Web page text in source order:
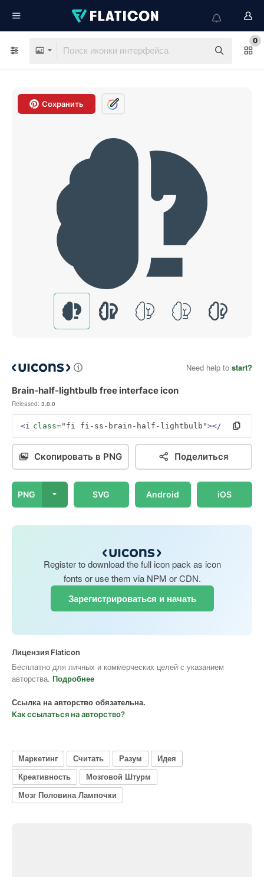
0
Сохранить
Need help to start?
Brain-half-lightbulb free interface icon
Released: 3.0.0
<i class="fi fi-ss-brain-half-lightbulb"></i>
Скопировать в PNG Поделиться
PNG SVG Android iOS
Register to download the full icon pack as icon
fonts or use them via NPM or CDN.
Зарегистрироваться и начать
Лицензия Flaticon
Бесплатно для личных и коммерческих целей с указанием
авторства. Подробнее
Ссылка на авторство обязательна.
Как ссылаться на авторство?
Маркетинг Считать Разум
Идея
Креативность
Мозговой Штурм
Мозг Половина Лампочки